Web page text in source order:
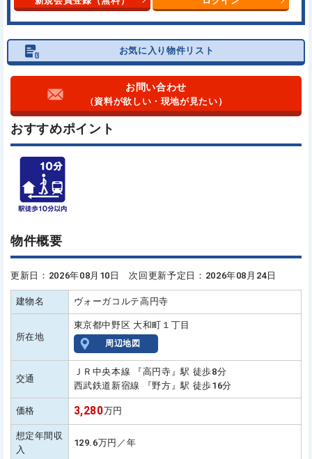
お気に入り物件リスト
お問い合わせ
（資料が欲しい・現地が見たい）
おすすめポイント
物件概要
更新日：2026年08月10日 次回更新予定日：2026年08月24日
建物名 ヴォーガコルテ高円寺
所在地
東京都中野区 大和町１丁目
周辺地図
交通
ＪＲ中央本線 『高円寺』駅 徒歩8分
西武鉄道新宿線 『野方』駅 徒歩16分
価格 3,280万円
想定年間収
入
129.6万円／年